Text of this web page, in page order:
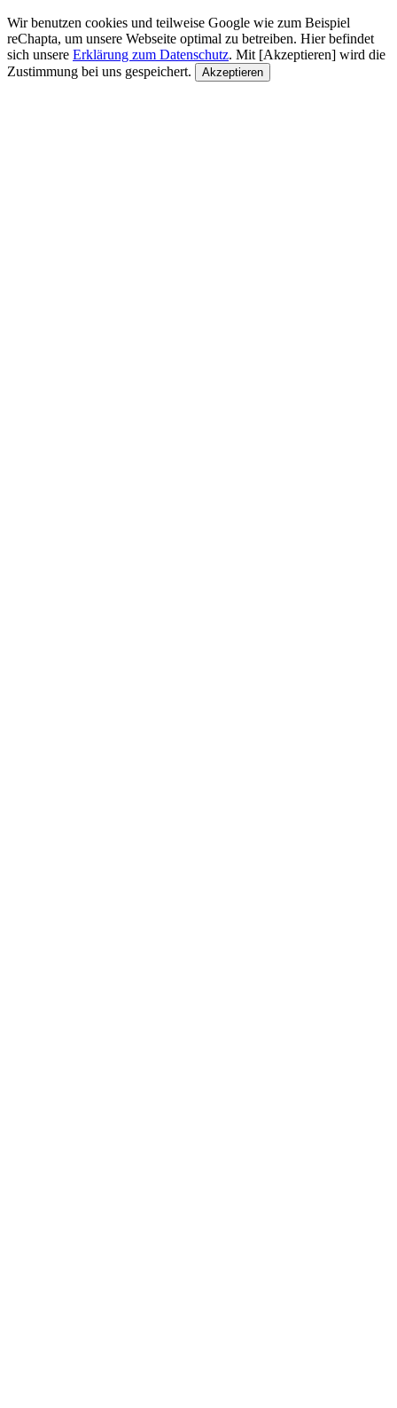
Wir benutzen cookies und teilweise Google wie zum Beispiel
reChapta, um unsere Webseite optimal zu betreiben. Hier befindet
sich unsere Erklärung zum Datenschutz. Mit [Akzeptieren] wird die
Zustimmung bei uns gespeichert.
Akzeptieren